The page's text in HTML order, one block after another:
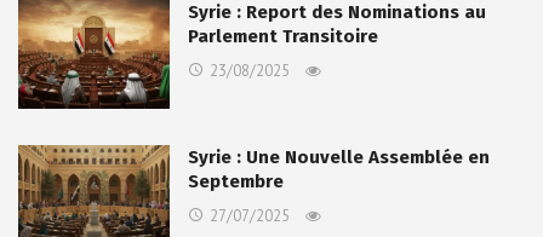
Syrie : Report des Nominations au
Parlement Transitoire
23/08/2025
Syrie : Une Nouvelle Assemblée en
Septembre
27/07/2025